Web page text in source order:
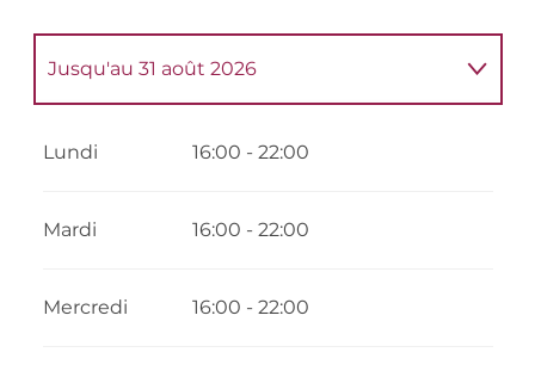
Jusqu'au 31 août 2026
2026
Lundi 16:00 - 22:00
Mardi 16:00 - 22:00
Mercredi 16:00 - 22:00